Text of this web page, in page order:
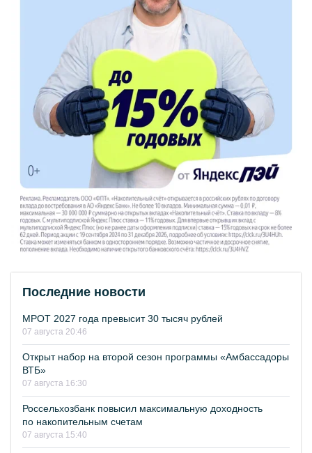
Последние новости
МРОТ 2027 года превысит 30 тысяч рублей
07 августа 20:46
Открыт набор на второй сезон программы «Амбассадоры
ВТБ»
07 августа 16:30
Россельхозбанк повысил максимальную доходность
по накопительным счетам
07 августа 15:40